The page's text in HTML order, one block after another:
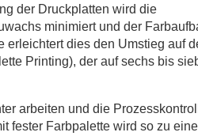
der Druckplatten wird die
minimiert und der
erleichtert dies den Umstieg auf
Printing), der auf sechs bis
arbeiten und die
fester Farbpalette wird so zu